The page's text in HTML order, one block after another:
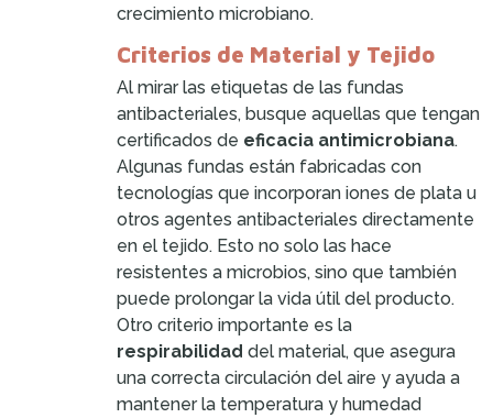
crecimiento microbiano.
Criterios de Material y Tejido
Al mirar las etiquetas de las fundas
antibacteriales, busque aquellas que tengan
certificados de eficacia antimicrobiana.
Algunas fundas están fabricadas con
tecnologías que incorporan iones de plata u
otros agentes antibacteriales directamente
en el tejido. Esto no solo las hace
resistentes a microbios, sino que también
puede prolongar la vida útil del producto.
Otro criterio importante es la
respirabilidad del material, que asegura
una correcta circulación del aire y ayuda a
mantener la temperatura y humedad